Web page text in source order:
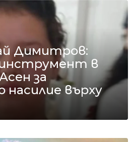
Димитров:
в
за
насилие върху